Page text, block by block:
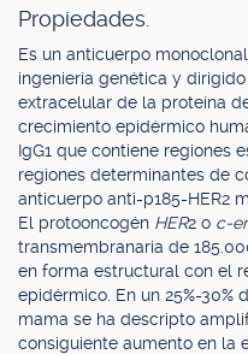
Propiedades.
Es un anticuerpo
ingeniería genética y
extracelular de la proteína
crecimiento epidérmico
IgG1 que contiene regiones
regiones determinantes de
anticuerpo anti-p185-HER2
El protooncogén HER2 o c-
transmembranaria de
en forma estructural con el
epidérmico. En un 25%-30%
mama se ha descripto
consiguiente aumento en la